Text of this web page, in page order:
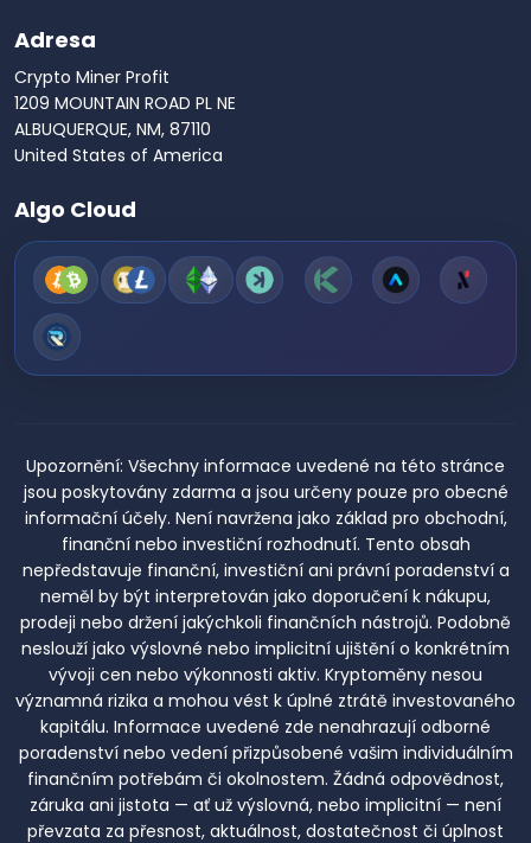
Adresa
Crypto Miner Profit
1209 MOUNTAIN ROAD PL NE
ALBUQUERQUE, NM, 87110
United States of America
Algo Cloud
Upozornění: Všechny informace uvedené na této stránce
jsou poskytovány zdarma a jsou určeny pouze pro obecné
informační účely. Není navržena jako základ pro obchodní,
finanční nebo investiční rozhodnutí. Tento obsah
nepředstavuje finanční, investiční ani právní poradenství a
neměl by být interpretován jako doporučení k nákupu,
prodeji nebo držení jakýchkoli finančních nástrojů. Podobně
neslouží jako výslovné nebo implicitní ujištění o konkrétním
vývoji cen nebo výkonnosti aktiv. Kryptoměny nesou
významná rizika a mohou vést k úplné ztrátě investovaného
kapitálu. Informace uvedené zde nenahrazují odborné
poradenství nebo vedení přizpůsobené vašim individuálním
finančním potřebám či okolnostem. Žádná odpovědnost,
záruka ani jistota — ať už výslovná, nebo implicitní — není
převzata za přesnost, aktuálnost, dostatečnost či úplnost